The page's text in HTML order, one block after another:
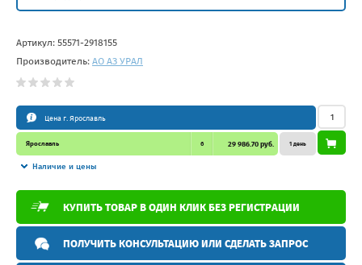
Артикул: 55571-2918155
Производитель: АО АЗ УРАЛ
Цена г. Ярославль
Ярославль 6 29 986.70 руб.
Наличие и цены
1 день
КУПИТЬ ТОВАР В ОДИН КЛИК БЕЗ РЕГИСТРАЦИИ
ПОЛУЧИТЬ КОНСУЛЬТАЦИЮ ИЛИ СДЕЛАТЬ ЗАПРОС